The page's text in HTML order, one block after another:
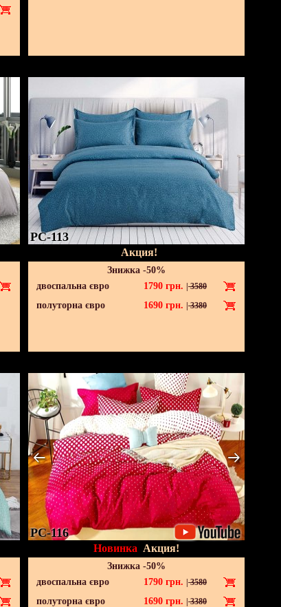
PC-113
Акция!
Знижка -50%
двоспальна євро
1790 грн. 3580
полуторна євро 1690 грн. 3380
PC-116
Новинка Акция!
Знижка -50%
двоспальна євро
1790 грн. 3580
полуторна євро 1690 грн. 3380